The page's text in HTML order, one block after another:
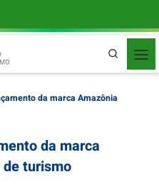
Pesquisa
da marca Amazônia
da marca
turismo